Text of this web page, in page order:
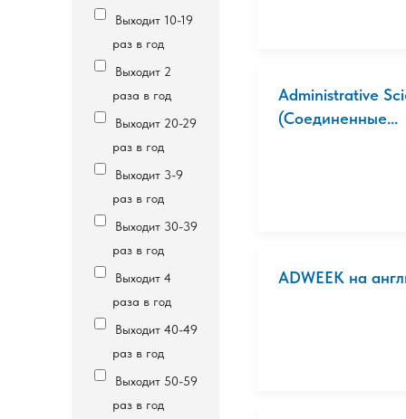
Выходит 10-19
раз в год
Выходит 2
раза в год
Выходит 20-29
раз в год
Выходит 3-9
раз в год
Выходит 30-39
раз в год
Выходит 4
раза в год
Выходит 40-49
раз в год
Выходит 50-59
раз в год
Administrative
(Соединенные...
ADWEEK на